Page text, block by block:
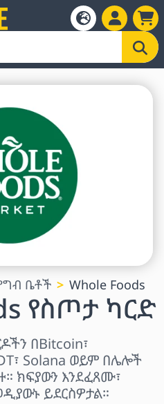
ቤቶች Whole Foods
የስጦታ ካርድ
በBitcoin፣
Solana ወይም በሌሎች
ክፍያውን እንደፈጸሙ፣
ይደርስዎታል።